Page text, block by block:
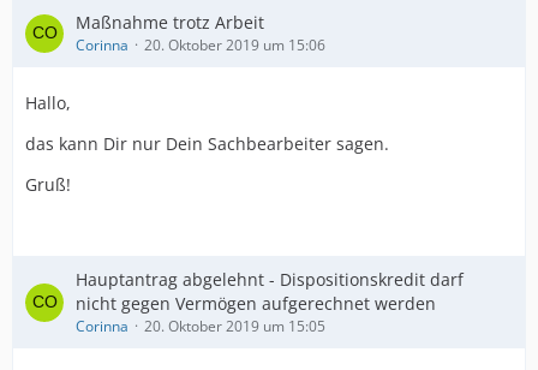
Maßnahme trotz Arbeit
Corinna 20. Oktober 2019 um 15:06
Hallo,
das kann Dir nur Dein Sachbearbeiter sagen.
Gruß!
Hauptantrag abgelehnt - Dispositionskredit darf
nicht gegen Vermögen aufgerechnet werden
Corinna 20. Oktober 2019 um 15:05